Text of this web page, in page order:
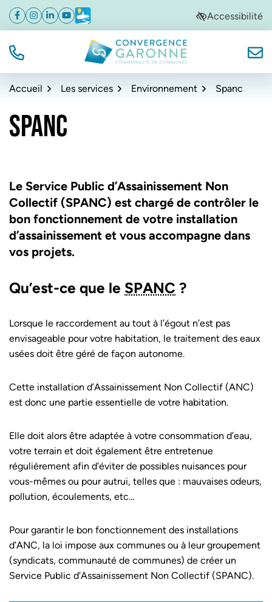
Aller
navigation
Aller
au
Aller
au
de
Facebook
(ouverture dans un nouvel onglet)
Instagram
(ouverture dans un nouvel onglet)
Linkedin
(ouverture dans un nouvel onglet)
YouTube
(ouverture dans un nouvel onglet)
Météo
(ouverture dans un nouvel onglet)Accessibilité
TÉL. Convergence Garonne
Accueil Les services Environnement Spanc
SPANC
Le Service Public d’Assainissement Non
Collectif (SPANC) est chargé de contrôler le
bon fonctionnement de votre installation
d’assainissement et vous accompagne dans
vos projets.
Qu’est-ce que le SPANC ?
Lorsque le raccordement au tout à l’égout n’est pas
envisageable pour votre habitation, le traitement des eaux
usées doit être géré de façon autonome.
Cette installation d’Assainissement Non Collectif (ANC)
est donc une partie essentielle de votre habitation.
Elle doit alors être adaptée à votre consommation d’eau,
votre terrain et doit également être entretenue
régulièrement afin d’éviter de possibles nuisances pour
vous-mêmes ou pour autrui, telles que : mauvaises odeurs,
pollution, écoulements, etc…
Pour garantir le bon fonctionnement des installations
d’ANC, la loi impose aux communes ou à leur groupement
(syndicats, communauté de communes) de créer un
Service Public d’Assainissement Non Collectif (SPANC).